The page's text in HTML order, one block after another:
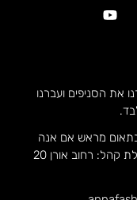
ועברנו
אם אנה
וואטסאפ - 0547050228 מיקום קבלת קהל: רחוב אורן 20